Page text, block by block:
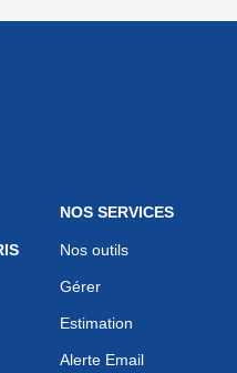
NOS SERVICES
Nos outils
Gérer
Estimation
Alerte Email